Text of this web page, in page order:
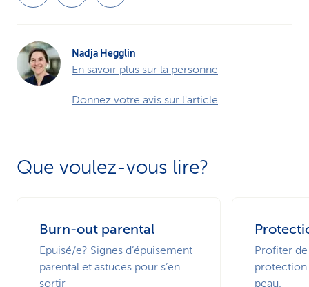
Nadja Hegglin
En savoir plus sur la personne
Donnez votre avis sur l'article
Que voulez-vous lire?
Burn-out parental
Epuisé/e? Signes d’épuisement
parental et astuces pour s’en
sortir
Profiter de
protection
peau.